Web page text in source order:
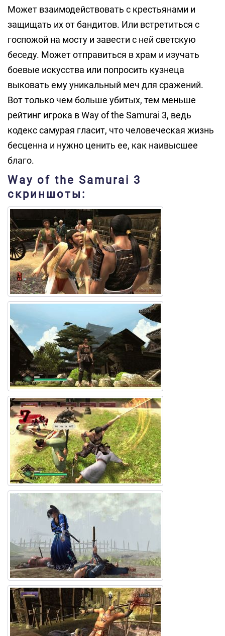
Может взаимодействовать с крестьянами и
защищать их от бандитов. Или встретиться с
госпожой на мосту и завести с ней светскую
беседу. Может отправиться в храм и изучать
боевые искусства или попросить кузнеца
выковать ему уникальный меч для сражений.
Вот только чем больше убитых, тем меньше
рейтинг игрока в Way of the Samurai 3, ведь
кодекс самурая гласит, что человеческая жизнь
бесценна и нужно ценить ее, как наивысшее
благо.
Way of the Samurai 3
скриншоты: